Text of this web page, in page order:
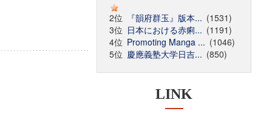
2位
『韻府群玉』版本... (1531)
3位 日本における赤痢... (1191)
4位 Promoting Manga ... (1046)
5位 慶應義塾大学日吉... (850)
LINK